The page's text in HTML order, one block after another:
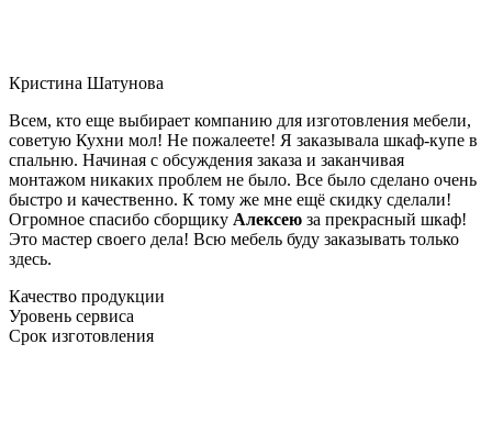
Кристина Шатунова
Всем, кто еще выбирает компанию для изготовления мебели,
советую Кухни мол! Не пожалеете! Я заказывала шкаф-купе в
спальню. Начиная с обсуждения заказа и заканчивая
монтажом никаких проблем не было. Все было сделано очень
быстро и качественно. К тому же мне ещё скидку сделали!
Огромное спасибо сборщику Алексею за прекрасный шкаф!
Это мастер своего дела! Всю мебель буду заказывать только
здесь.
Качество продукции
Уровень сервиса
Срок изготовления